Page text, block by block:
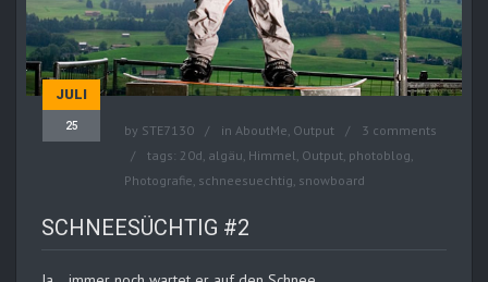
JULI
25 by STE7130 in AboutMe Output
3 comments
tags: 20d algäu Himmel Output photoblog
Photografie schneesuechtig snowboard
SCHNEESÜCHTIG #2